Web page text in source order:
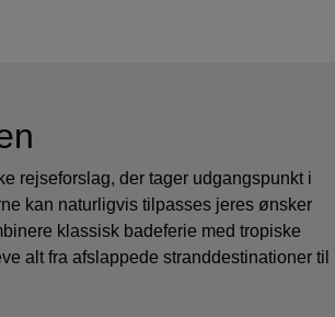
rejseforslag, der tager udgangspunkt i
kan naturligvis tilpasses jeres ønsker
klassisk badeferie med tropiske
alt fra afslappede stranddestinationer til